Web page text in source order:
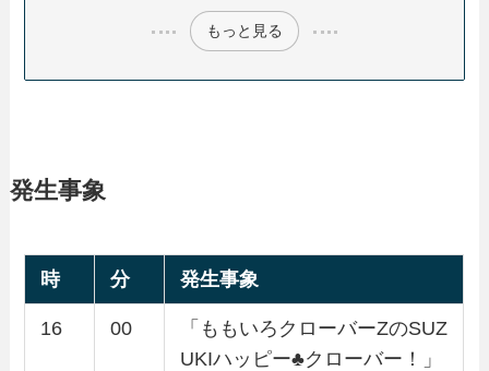
もっと見る
発生事象
時 分 発生事象
16 00
「ももいろクローバーZのSUZ
UKIハッピー♣クローバー！」